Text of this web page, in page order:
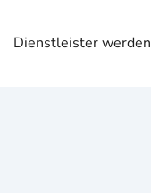
Dienstleister werden